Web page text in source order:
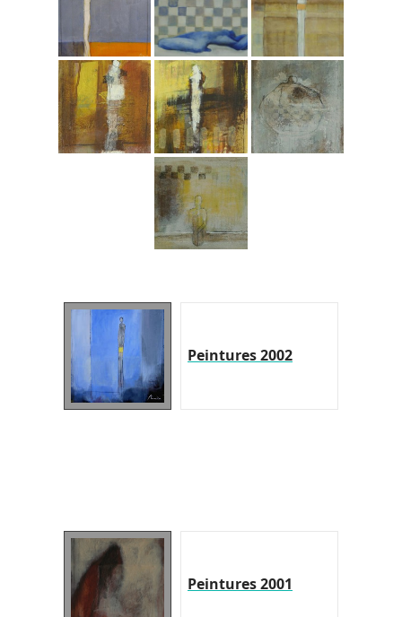
Peintures 2002
Peintures 2001